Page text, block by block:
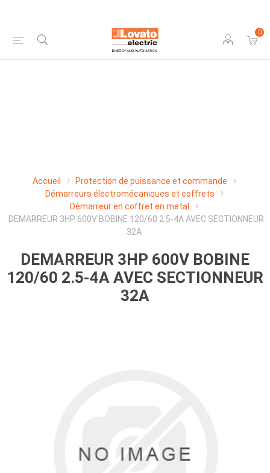
0
Accueil
Protection de puissance et commande
Démarreurs électromécaniques et coffrets
Démarreur en coffret en metal
DEMARREUR 3HP 600V BOBINE 120/60 2.5-4A AVEC SECTIONNEUR
32A
DEMARREUR 3HP 600V BOBINE
120/60 2.5-4A AVEC SECTIONNEUR
32A